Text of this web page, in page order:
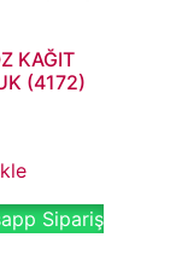
KAĞIT
(4172)
Sipariş